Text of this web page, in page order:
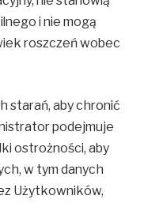
i nie mogą
roszczeń wobec
starań, aby chronić
podejmuje
ostrożności, aby
w tym danych
Użytkowników,